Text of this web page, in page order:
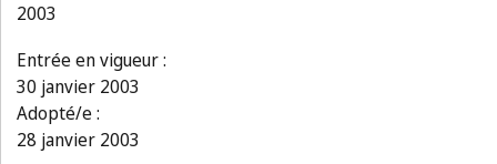
2003
Entrée en vigueur :
30 janvier 2003
Adopté/e :
28 janvier 2003